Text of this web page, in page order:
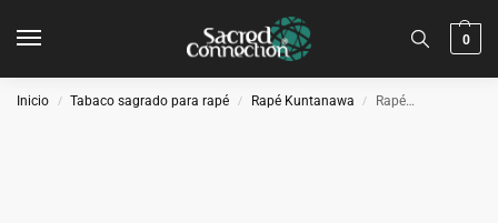
0
Inicio / Tabaco sagrado para rapé / Rapé Kuntanawa / Rapé